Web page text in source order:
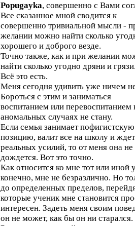
Popugayka, совершенно с Вами
Все сказанное мной сводится к
совершенно тривиальной мысли -
желании можно найти сколько
хорошего и доброго везде.
Точно также, как и при желании
найти сколько угодно дряни и
Всё это есть.
Меня сегодня удивить уже ничем
Бороться с этим и заниматься
воспитанием или перевоспитанием
аномальных случаях не стану.
Если семья занимает пофигистскую
позицию, валит все на школу и
реальных усилий, то от меня она не
дождется. Вот это точно.
Как относится ко мне тот или иной
конечно, мне не безразлично. Но
до определенных пределов,
которые ученик мне становится
интересен. Задеть меня своим
он не может, как бы он ни старался.